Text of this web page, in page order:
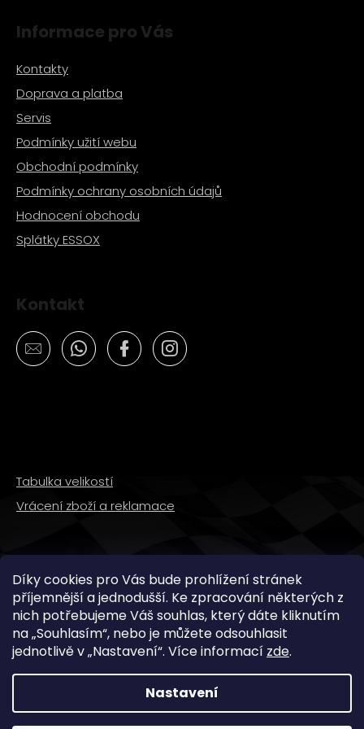
Díky cookies pro Vás bude prohlížení stránek
příjemnější a jednodušší. Ke zpracování některých z
nich potřebujeme Váš souhlas, který dáte kliknutím
na „Souhlasím“, nebo je můžete odsouhlasit
jednotlivě v „Nastavení“. Více informací zde.
Nastavení
Informace pro Vás
Kontakty
Doprava a platba
Servis
Podmínky užití webu
Obchodní podmínky
Podmínky ochrany osobních údajů
Hodnocení obchodu
Splátky ESSOX
Kontakt
Tabulka velikostí
Vrácení zboží a reklamace
SLEDUJTE NÁS
Copyright 2026WMX STORE. Všechna práva